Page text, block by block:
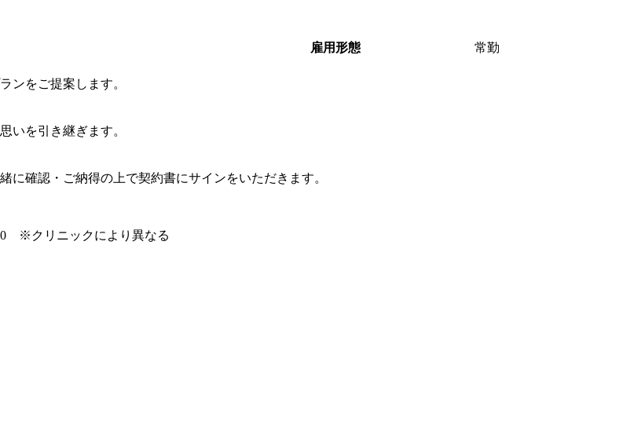
雇用形態 常勤
ンをご提案します。
いを引き継ぎます。
確認・ご納得の上で契約書にサインをいただきます。
※クリニックにより異なる